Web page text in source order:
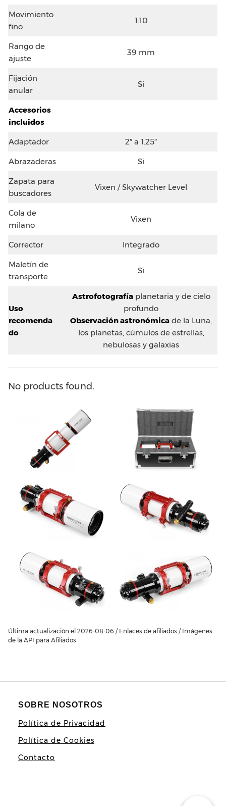
Movimiento
fino
1:10
Rango de
ajuste
39 mm
Fijación
anular
Si
Accesorios
incluidos
Adaptador 2″ a 1.25″
Abrazaderas Si
Zapata para
buscadores
Vixen / Skywatcher Level
Cola de
milano
Vixen
Corrector Integrado
Maletín de
transporte
Si
Uso
recomenda
do
Astrofotografíaplanetaria y de cielo
profundo
Observación astronómica de la Luna,
los planetas, cúmulos de estrellas,
nebulosas y galaxias
No products found.
Última actualización el 2026-08-06 / Enlaces de afiliados / Imágenes
de la API para Afiliados
SOBRE NOSOTROS
Política de Privacidad
Política de Cookies
Contacto